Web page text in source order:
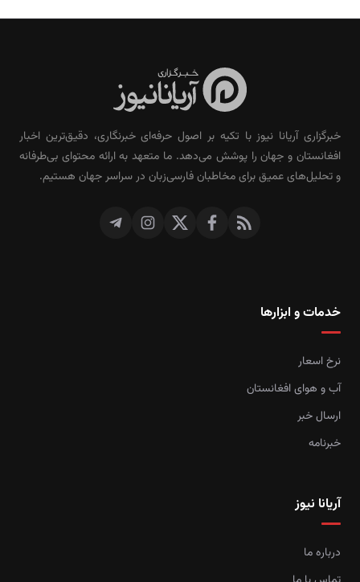
خبرگزاری آریانا نیوز با تکیه بر اصول حرفه‌ای خبرنگاری، دقیق‌ترین اخبار
افغانستان و جهان را پوشش می‌دهد. ما متعهد به ارائه محتوای بی‌طرفانه
و تحلیل‌های عمیق برای مخاطبان فارسی‌زبان در سراسر جهان هستیم.
خدمات و ابزارها
نرخ اسعار
آب و هوای افغانستان
ارسال خبر
خبرنامه
آریانا نیوز
درباره ما